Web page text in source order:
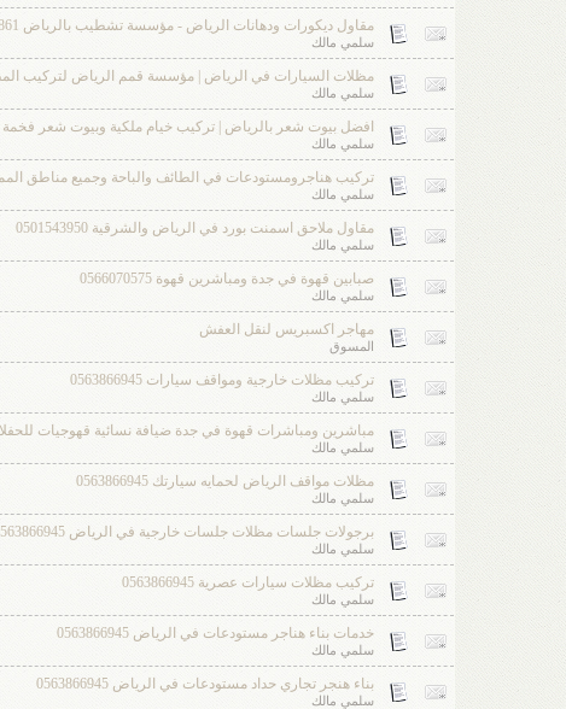
مقاول ديكورات ودهانات الرياض - مؤسسة تشطيب بالرياض 0551033861
سلمي مالك
مظلات السيارات في الرياض | مؤسسة قمم الرياض لتركيب المظلات
سلمي مالك
افضل بيوت شعر بالرياض | تركيب خيام ملكية وبيوت شعر فخمة
سلمي مالك
تركيب هناجرومستودعات في الطائف والباحة وجميع مناطق المملكة
سلمي مالك
مقاول ملاحق اسمنت بورد في الرياض والشرقية 0501543950
سلمي مالك
صبابين قهوة في جدة ومباشرين قهوة 0566070575
سلمي مالك
مهاجر اكسبريس لنقل العفش
المسوق
تركيب مظلات خارجية ومواقف سيارات 0563866945
سلمي مالك
مباشرين ومباشرات قهوة في جدة ضيافة نسائية قهوجيات للحفلات
سلمي مالك
مظلات مواقف الرياض لحمايه سيارتك 0563866945
سلمي مالك
برجولات جلسات مظلات جلسات خارجية في الرياض 0563866945
سلمي مالك
تركيب مظلات سيارات عصرية 0563866945
سلمي مالك
خدمات بناء هناجر مستودعات في الرياض 0563866945
سلمي مالك
بناء هنجر تجاري حداد مستودعات في الرياض 0563866945
سلمي مالك